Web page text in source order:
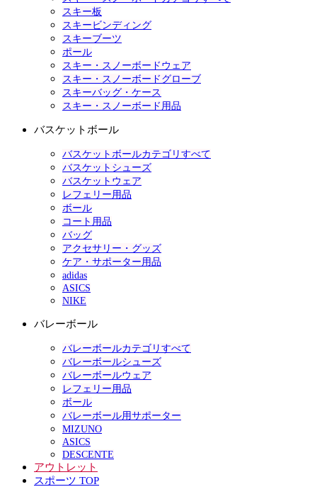
スキー板
スキービンディング
スキーブーツ
ポール
スキー・スノーボードウェア
スキー・スノーボードグローブ
スキーバッグ・ケース
スキー・スノーボード用品
バスケットボール
バスケットボールカテゴリすべて
バスケットシューズ
バスケットウェア
レフェリー用品
ボール
コート用品
バッグ
アクセサリー・グッズ
ケア・サポーター用品
adidas
ASICS
NIKE
バレーボール
バレーボールカテゴリすべて
バレーボールシューズ
バレーボールウェア
レフェリー用品
ボール
バレーボール用サポーター
MIZUNO
ASICS
DESCENTE
アウトレット
スポーツ TOP